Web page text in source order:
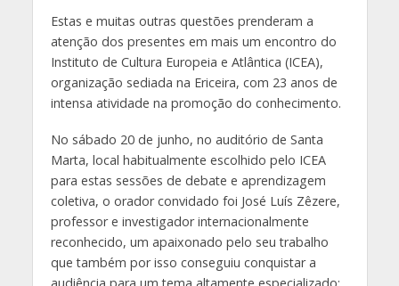
Estas e muitas outras questões prenderam a
atenção dos presentes em mais um encontro do
Instituto de Cultura Europeia e Atlântica (ICEA),
organização sediada na Ericeira, com 23 anos de
intensa atividade na promoção do conhecimento.
No sábado 20 de junho, no auditório de Santa
Marta, local habitualmente escolhido pelo ICEA
para estas sessões de debate e aprendizagem
coletiva, o orador convidado foi José Luís Zêzere,
professor e investigador internacionalmente
reconhecido, um apaixonado pelo seu trabalho
que também por isso conseguiu conquistar a